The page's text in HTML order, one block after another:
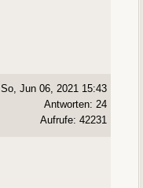
So, Jun 06, 2021 15:43
Antworten: 24
Aufrufe: 42231